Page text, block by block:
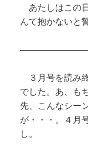
あたしはこの
んて抱かないと
３月号を読み
でした。あ、も
先、こんなシー
が・・・。４月
し。